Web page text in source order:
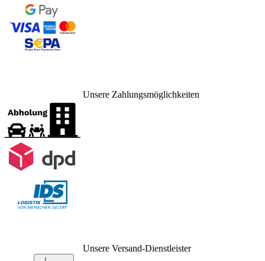
Unsere Zahlungsmöglichkeiten
Unsere Versand-Dienstleister